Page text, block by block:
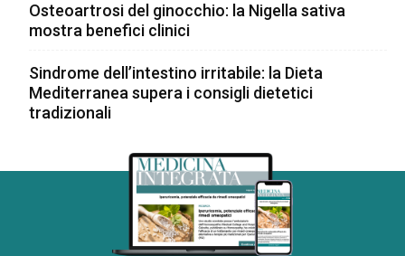
Osteoartrosi del ginocchio: la Nigella sativa
mostra benefici clinici
Sindrome dell’intestino irritabile: la Dieta
Mediterranea supera i consigli dietetici
tradizionali